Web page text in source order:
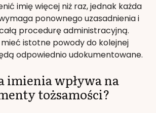
imię więcej niż raz, jednak każda
ponownego uzasadnienia i
procedurę administracyjną.
istotne powody do kolejnej
odpowiednio udokumentowane.
imienia wpływa na
tożsamości?